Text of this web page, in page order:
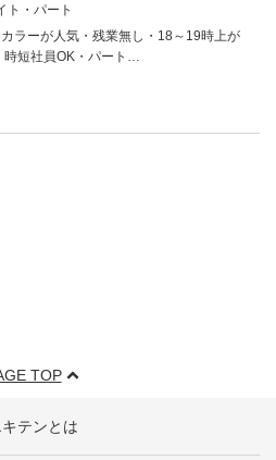
ト・パート
ラーが人気・残業無し・18～19時上が
短社員OK・パート…
TOP
キテンとは